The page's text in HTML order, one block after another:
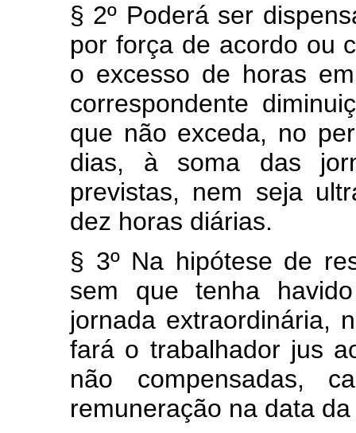
§ 2º Poderá ser
por força de acordo ou
o excesso de horas
correspondente
que não exceda, no
dias, à soma das
previstas, nem seja
dez horas diárias.
§ 3º Na hipótese de
sem que tenha
jornada extraordinária,
fará o trabalhador jus
não compensadas,
remuneração na data